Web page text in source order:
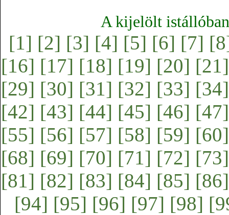
A kijelölt
[1] [2] [3] [4] [5] [6] [7]
[16] [17] [18] [19] [20] [21]
[29] [30] [31] [32] [33] [34]
[42] [43] [44] [45] [46] [47]
[55] [56] [57] [58] [59] [60]
[68] [69] [70] [71] [72] [73]
[81] [82] [83] [84] [85] [86]
[94] [95] [96] [97] [98]